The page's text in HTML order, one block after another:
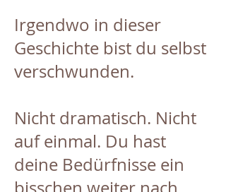
Irgendwo in dieser
Geschichte bist du selbst
verschwunden.
Nicht dramatisch. Nicht
auf einmal. Du hast
deine Bedürfnisse ein